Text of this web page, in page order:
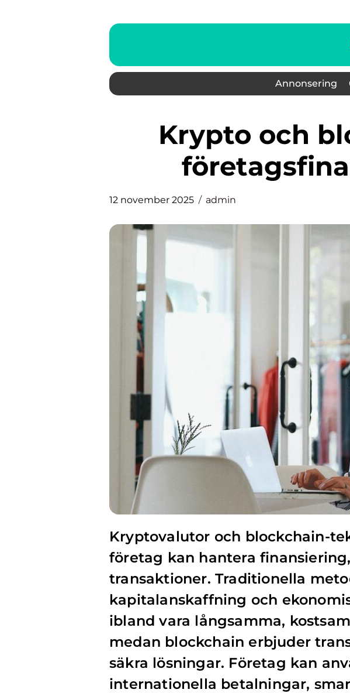
Annonsering
Krypto och blockchain i
12 november 2025 admin
Kryptovalutor och blockchain-
företag kan hantera
transaktioner. Traditionella
kapitalanskaffning och
ibland vara långsamma,
medan blockchain erbjuder
säkra lösningar. Företag kan
internationella betalningar,